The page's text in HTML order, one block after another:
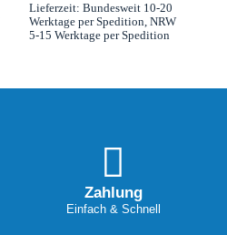
Lieferzeit: Bundesweit 10-20
Werktage per Spedition, NRW
5-15 Werktage per Spedition
Zahlung
Einfach & Schnell